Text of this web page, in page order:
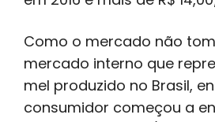
Como o mercado não
mercado interno que
mel produzido no Brasil,
consumidor começou a